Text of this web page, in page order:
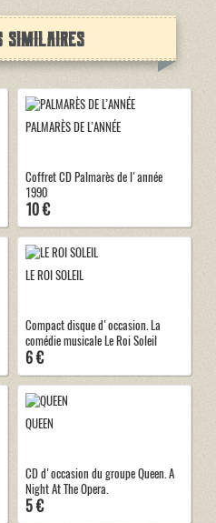
similaires
PALMARÈS DE L’ANNÉE
Coffret CD Palmarès de l'année
1990
10 €
LE ROI SOLEIL
Compact disque d'occasion. La
comédie musicale Le Roi Soleil
6 €
QUEEN
CD d'occasion du groupe Queen. A
Night At The Opera.
5 €